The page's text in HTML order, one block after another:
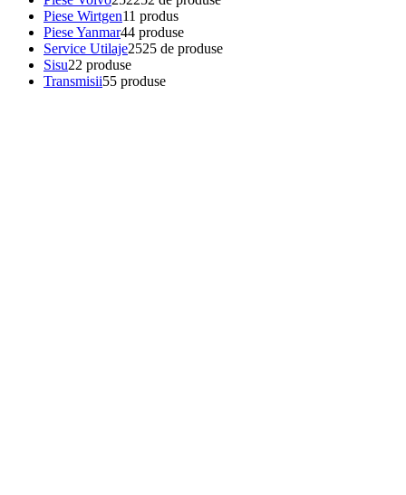
Piese Wirtgen11 produs
Piese Yanmar44 produse
Service Utilaje2525 de produse
Sisu22 produse
Transmisii55 produse